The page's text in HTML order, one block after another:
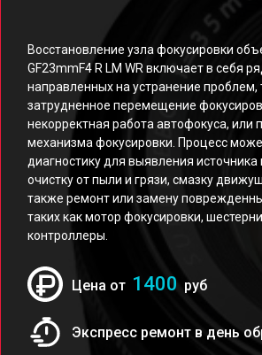
Восстановление узла фокусировки
GF23mmF4 R LM WR включает в себя
направленных на устранение проблем,
затрудненное перемещение
некорректная работа автофокуса, или
механизма фокусировки. Процесс
диагностику для выявления
очистку от пыли и грязи, смазку
также ремонт или замену
таких как мотор фокусировки,
контроллеры.
Цена от 1400 руб
Экспресс ремонт в день